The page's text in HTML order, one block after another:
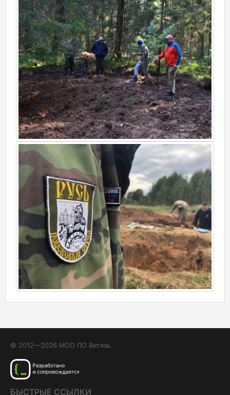
© 2012—2026 МОО ПО Витязь.
БЫСТРЫЕ ССЫЛКИ